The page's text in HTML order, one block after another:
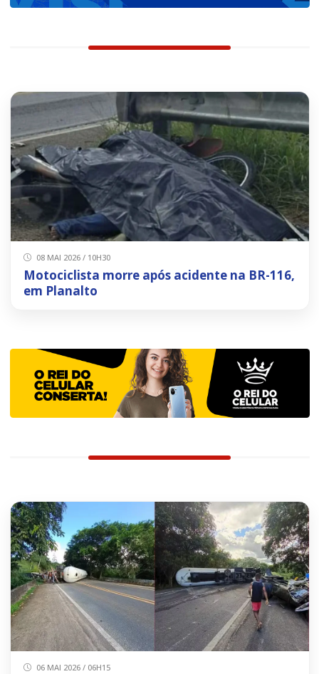
08 MAI 2026 / 10H30
Motociclista morre após acidente na BR-116,
em Planalto
06 MAI 2026 / 06H15